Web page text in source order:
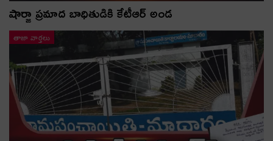
షార్జా ప్రమాద బాధితుడికి కేటీఆర్ అండ
తాజా వార్తలు